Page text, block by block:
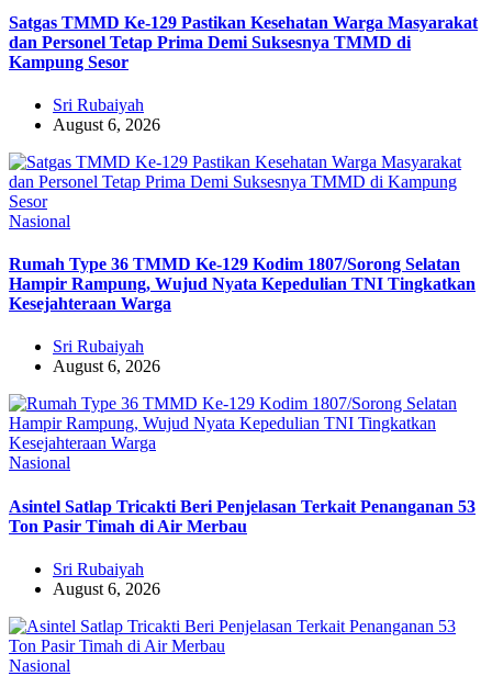
Satgas TMMD Ke-129 Pastikan Kesehatan Warga Masyarakat
dan Personel Tetap Prima Demi Suksesnya TMMD di
Kampung Sesor
Sri Rubaiyah
August 6, 2026
Nasional
Rumah Type 36 TMMD Ke-129 Kodim 1807/Sorong Selatan
Hampir Rampung, Wujud Nyata Kepedulian TNI Tingkatkan
Kesejahteraan Warga
Sri Rubaiyah
August 6, 2026
Nasional
Asintel Satlap Tricakti Beri Penjelasan Terkait Penanganan 53
Ton Pasir Timah di Air Merbau
Sri Rubaiyah
August 6, 2026
Nasional